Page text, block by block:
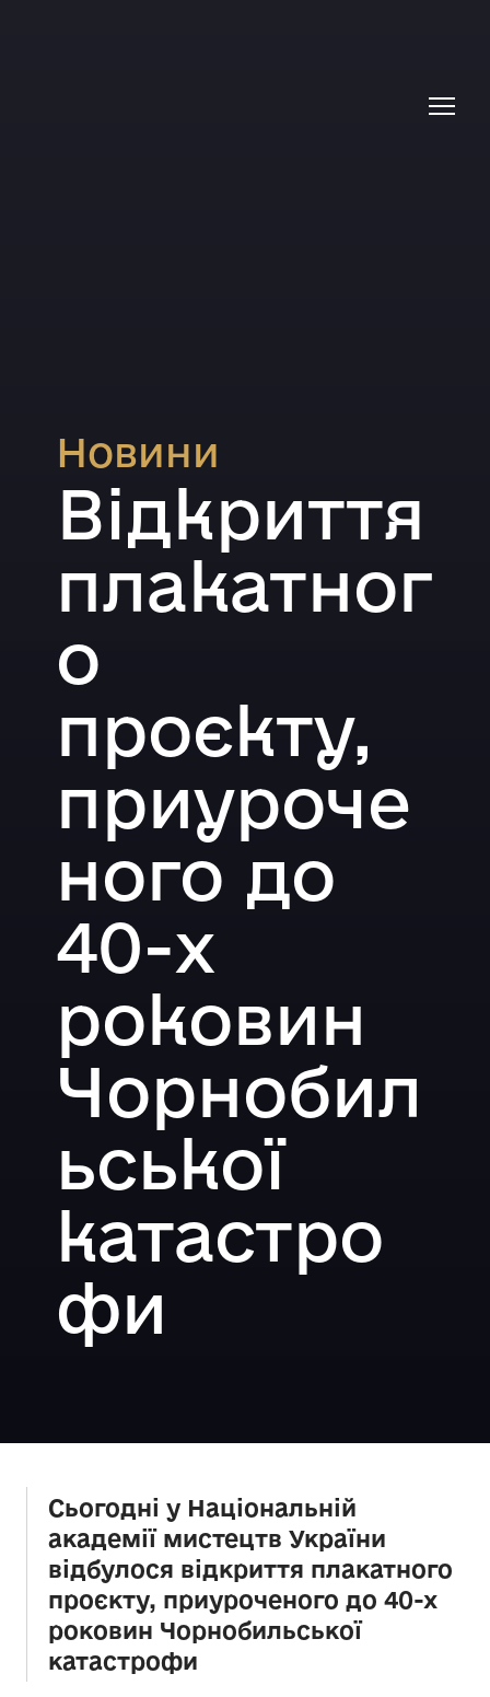
Новини
Відкриття
плакатног
о
проєкту,
приуроче
ного до
40-х
роковин
Чорнобил
ьської
катастро
фи
Сьогодні у Національній
академії мистецтв України
відбулося відкриття плакатного
проєкту, приуроченого до 40-х
роковин Чорнобильської
катастрофи